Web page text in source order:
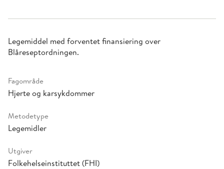
Legemiddel med forventet finansiering over
Blåreseptordningen.
Fagområde
Hjerte og karsykdommer
Metodetype
Legemidler
Utgiver
Folkehelseinstituttet (FHI)